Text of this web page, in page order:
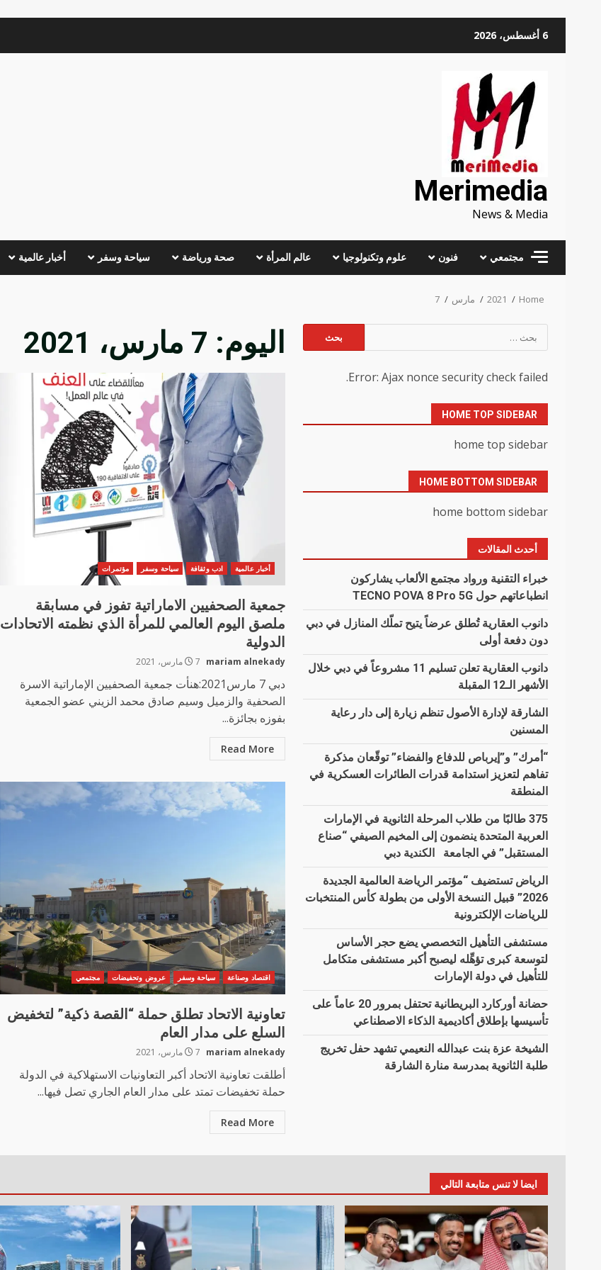
6 أغسطس، 2026
Merimedia
News & Media
مجتمعي فنون علوم وتكنولوجيا عالم المرأة صحة ورياضة سياحة وسفر أخبار عالمية
Home
2021 مارس 7
اليوم: 7 مارس، 2021
أخبار عالمية ادب وثقافة سياحة وسفر مؤتمرات
جمعية الصحفيين الاماراتية تفوز في مسابقة
ملصق اليوم العالمي للمرأة الذي نظمته الاتحادات
الدولية
mariam alnekady 7 مارس، 2021
دبي 7 مارس2021:هنأت جمعية الصحفيين الإماراتية الاسرة
الصحفية والزميل وسيم صادق محمد الزيني عضو الجمعية
بفوزه بجائزة...
Read More
اقتصاد وصناعة سياحة وسفر عروض وتحفيضات مجتمعي
تعاونية الاتحاد تطلق حملة “القصة ذكية” لتخفيض
السلع على مدار العام
mariam alnekady 7 مارس، 2021
أطلقت تعاونية الاتحاد أكبر التعاونيات الاستهلاكية في الدولة
حملة تخفيضات تمتد على مدار العام الجاري تصل فيها...
Read More
عن:
Error: Ajax nonce security check failed.
HOME TOP SIDEBAR
home top sidebar
HOME BOTTOM SIDEBAR
home bottom sidebar
أحدث المقالات
خبراء التقنية ورواد مجتمع الألعاب يشاركون
انطباعاتهم حول TECNO POVA 8 Pro 5G
دانوب العقارية تُطلق عرضاً يتيح تملّك المنازل في دبي
دون دفعة أولى
دانوب العقارية تعلن تسليم 11 مشروعاً في دبي خلال
الأشهر الـ12 المقبلة
الشارقة لإدارة الأصول تنظم زيارة إلى دار رعاية
المسنين
“أمرك” و”إيرباص للدفاع والفضاء” توقّعان مذكرة
تفاهم لتعزيز استدامة قدرات الطائرات العسكرية في
المنطقة
375 طالبًا من طلاب المرحلة الثانوية في الإمارات
العربية المتحدة ينضمون إلى المخيم الصيفي “صناع
المستقبل” في الجامعة الكندية دبي
الرياض تستضيف “مؤتمر الرياضة العالمية الجديدة
2026” قبيل النسخة الأولى من بطولة كأس المنتخبات
للرياضات الإلكترونية
مستشفى التأهيل التخصصي يضع حجر الأساس
لتوسعة كبرى تؤهِّله ليصبح أكبر مستشفى متكامل
للتأهيل في دولة الإمارات
حضانة أوركارد البريطانية تحتفل بمرور 20 عاماً على
تأسيسها بإطلاق أكاديمية الذكاء الاصطناعي
الشيخة عزة بنت عبدالله النعيمي تشهد حفل تخريج
طلبة الثانوية بمدرسة منارة الشارقة
ايضا لا تنس متابعة التالي